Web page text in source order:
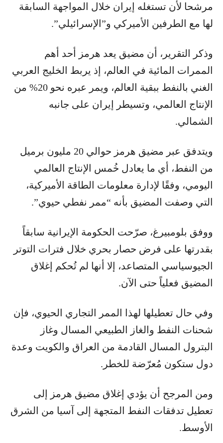
مرشحا لأن تستغله إيران خلال المواجهة السابقة
لها مع الطرفين الأميركي و”الإسرائيلي”.
وذكر التقرير، أن مضيق يعد هرمز أحد أهم
الممرات المائية في العالم، إذ يربط الخليج العربي
الغني بالنفط ببقية العالم، ويمر عبره نحو 20% من
الإنتاج العالمي، وتسيطر إيران على جانبه
الشمالي.
ويتدفق عبر مضيق هرمز حوالي 20 مليون برميل
من النفط، أي ما يعادل خُمس الإنتاج العالمي
اليومي، وفقًا لإدارة معلومات الطاقة الأميركية،
التي وصفت المضيق بأنه “ممر نفطي حيوي”.
ووفق بلومبيرغ، صرّحت الحكومة الإيرانية سابقاً
بقدرتها على فرض حصار بحري خلال فترات التوتر
الجيوسياسي المتصاعد، إلا أنها لم تُحكم إغلاق
المضيق فعلياً حتى الآن.
وفي حال تعطيلها لهذا الممر التجاري الحيوي، فإن
شحنات النفط والغاز الطبيعي المسال وغاز
البترول المسال القادمة من العراق والكويت وعدة
دول ستكون مُعرّضة للخطر.
ومن المرجح أن يؤدي إغلاق مضيق هرمز إلى
تعطيل تدفقات النفط المتجهة إلى آسيا من الشرق
الأوسط.